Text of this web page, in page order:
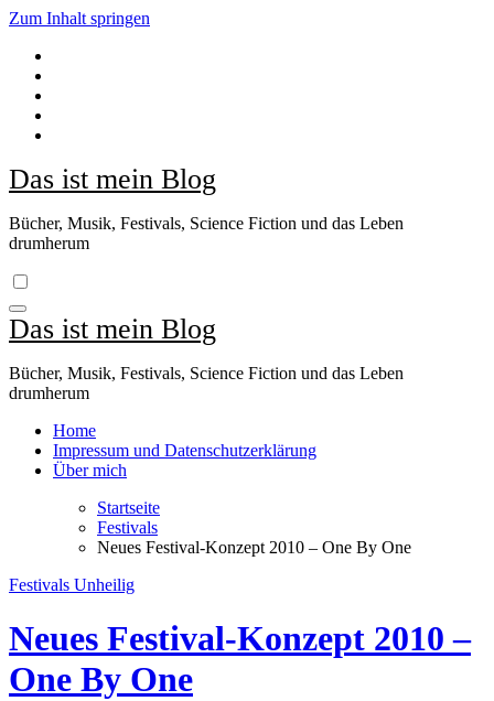
Zum Inhalt springen
Das ist mein Blog
Bücher, Musik, Festivals, Science Fiction und das Leben
drumherum
Das ist mein Blog
Bücher, Musik, Festivals, Science Fiction und das Leben
drumherum
Home
Impressum und Datenschutzerklärung
Über mich
Startseite
Festivals
Neues Festival-Konzept 2010 – One By One
Festivals Unheilig
Neues Festival-Konzept 2010 –
One By One